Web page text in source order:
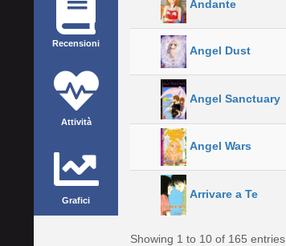
Recensioni
Attività
Grafici
Andante
Angel Dust
Angel Sanctuary
Angel Wars
Arrivare a Te
Showing 1 to 10 of 165 entries